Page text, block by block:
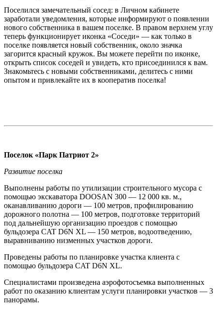
Поселился замечательный сосед: в Личном кабинете
заработали уведомления, которые информируют о появлении
нового собственника в вашем поселке. В правом верхнем углу
теперь функционирует иконка «Соседи» — как только в
поселке появляется новый собственник, около значка
загорится красный кружок. Вы можете перейти по иконке,
открыть список соседей и увидеть, кто присоединился к вам.
Знакомьтесь с новыми собственниками, делитесь с ними
опытом и привлекайте их в кооператив поселка!
Поселок «Парк Патриот 2»
Развитие поселка
Выполнены работы по утилизации строительного мусора с
помощью экскаватора DOOSAN 300 — 12 000 кв. м.,
оканавливанию дороги — 100 метров, профилированию
дорожного полотна — 100 метров, подготовке территорий
под дальнейшую организацию проездов с помощью
бульдозера CAT D6N XL — 150 метров, водоотведению,
выравниванию низменных участков дороги.
Проведены работы по планировке участка клиента с
помощью бульдозера CAT D6N XL.
Специалистами произведена аэрофотосъемка выполненных
работ по оказанию клиентам услуги планировки участков — 3
панорамы.